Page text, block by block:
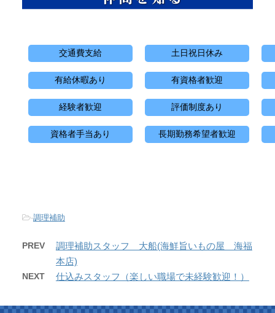
交通費支給 土日祝日休み
有給休暇あり 有資格者歓迎
経験者歓迎 評価制度あり
資格者手当あり 長期勤務希望者歓迎
-調理補助
PREV
調理補助スタッフ 大船(海鮮旨いもの屋 海福
本店)
NEXT 仕込みスタッフ（楽しい職場で未経験歓迎！）